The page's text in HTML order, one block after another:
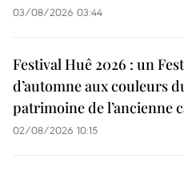
03/08/2026 03:44
Festival Huê 2026 : un
d’automne aux couleurs
patrimoine de l’ancienne
02/08/2026 10:15